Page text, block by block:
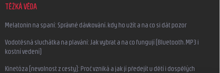
TĚŽKÁ VĚDA
Melatonin na spaní: Správné dávkování, kdy ho užít a na co si dát pozor
Vodotěsná sluchátka na plavání: Jak vybrat a na co fungují (Bluetooth, MP3 i
kostní vedení)
Kinetóza (nevolnost z cesty): Proč vzniká a jak jí předejít u dětí i dospělých